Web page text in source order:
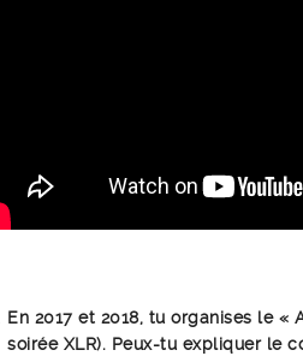
En 2017 et 2018, tu organises le
soirée XLR). Peux-tu expliquer le